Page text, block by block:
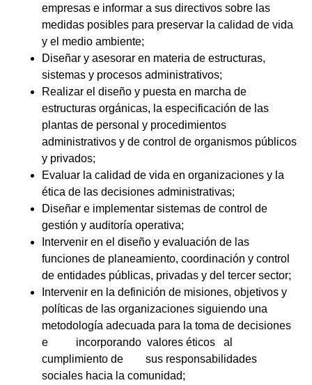
empresas e informar a sus directivos sobre las
medidas posibles para preservar la calidad de vida
y el medio ambiente;
Diseñar y asesorar en materia de estructuras,
sistemas y procesos administrativos;
Realizar el diseño y puesta en marcha de
estructuras orgánicas, la especificación de las
plantas de personal y procedimientos
administrativos y de control de organismos públicos
y privados;
Evaluar la calidad de vida en organizaciones y la
ética de las decisiones administrativas;
Diseñar e implementar sistemas de control de
gestión y auditoría operativa;
Intervenir en el diseño y evaluación de las
funciones de planeamiento, coordinación y control
de entidades públicas, privadas y del tercer sector;
Intervenir en la definición de misiones, objetivos y
políticas de las organizaciones siguiendo una
metodología adecuada para la toma de decisiones
e incorporando valores éticos al
cumplimiento de sus responsabilidades
sociales hacia la comunidad;